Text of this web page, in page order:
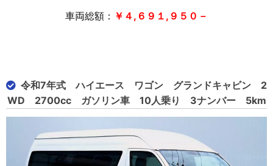
車両総額： ￥４,６９１,９５０－
令和7年式 ハイエース ワゴン グランドキャビン 2
WD 2700cc ガソリン車 10人乗り 3ナンバー 5km